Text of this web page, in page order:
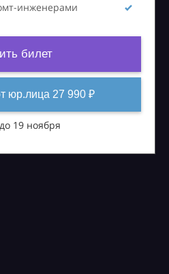
инженерами
билет
юр.лица 27 990 ₽
19 ноября